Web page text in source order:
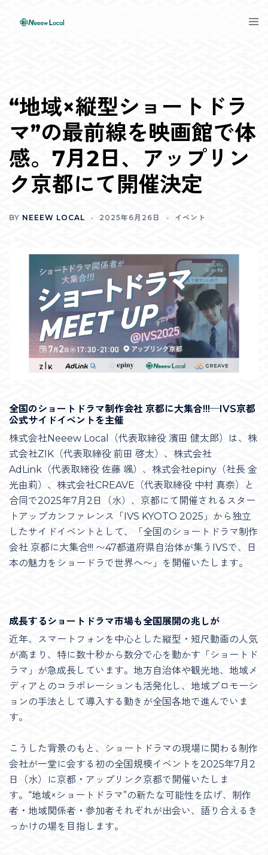
“地域×縦型ショートドラ
マ”の最前線を映画館で体
感。7月2日、アップリン
ク京都にて開催決定
BY NEEEW LOCAL 2025年6月26日 イベント
全国のショートドラマ制作会社 京都に大集合!!!─IVS京都
公式サイドイベントを主催
株式会社Neeew Local（代表取締役 濱田 健太郎）は、株
式会社ZIK（代表取締役 前田 啓太）、株式会社
AdLink（代表取締役 佐藤 颯）、株式会社epiny（社長 金
光由莉）、株式会社CREAVE（代表取締役 中村 真奈）と
合同で2025年7月2日（水）、京都にて開催されるスター
トアップカンファレンス「IVS KYOTO 2025」から独立
したサイドイベントとして、「全国のショートドラマ制作
会社 京都に大集合!!! 〜47都道府県自治体が集うIVSで、日
本の魅力をショードラで世界へ〜」を開催いたします。
成長するショートドラマ市場も全国展開の兆しが
近年、スマートフォンを中心とした縦型・短尺動画の人気
が高まり、特に数十秒から数分で心を動かす「ショートド
ラマ」が急成長しています。地方自治体や観光地、地域メ
ディアとのコラボレーションも活発化し、地域プロモーシ
ョンの手法として導入する動きが全国各地で進んでいま
す。
こうした背景のもと、ショートドラマの現場に関わる制作
会社が一堂に会する初の全国規模イベントを2025年7月2
日（水）に京都・アップリンク京都で開催いたしま
す。“地域×ショートドラマ”の新たな可能性を広げ、制作
者・地域関係者・参加者それぞれが出会い、語り合えるき
っかけの場を目指します。